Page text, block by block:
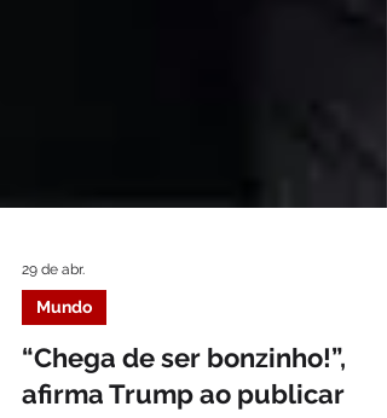
29 de abr.
Mundo
“Chega de ser bonzinho!”,